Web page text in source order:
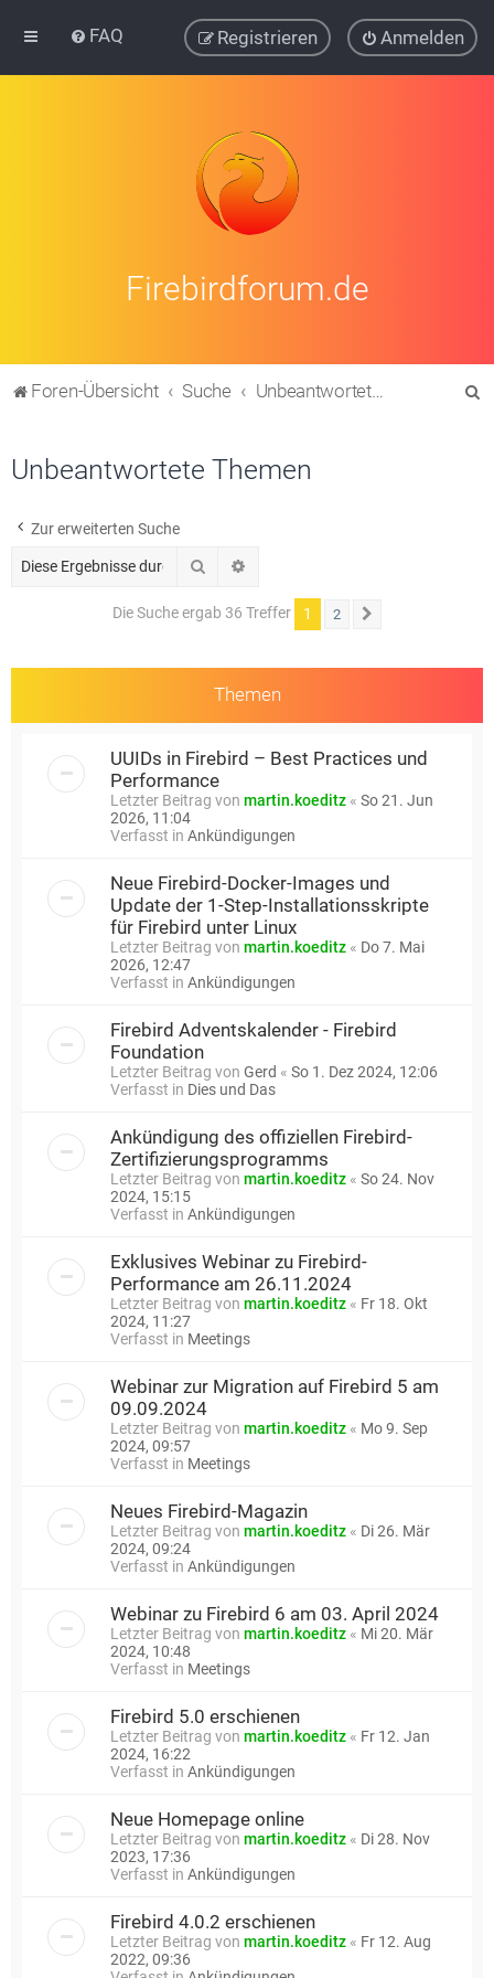
FAQ Anmelden
Registrieren
Firebirdforum.de
Foren-Übersicht Suche Unbeantwortete Themen
Unbeantwortete Themen
Zur erweiterten Suche
Suche
Die Suche ergab 36 Treffer 1 2
Themen
UUIDs in Firebird – Best Practices und
Performance
Letzter Beitrag von martin.koeditz « So 21. Jun
2026, 11:04
Verfasst in Ankündigungen
Neue Firebird-Docker-Images und
Update der 1-Step-Installationsskripte
für Firebird unter Linux
Letzter Beitrag von martin.koeditz « Do 7. Mai
2026, 12:47
Verfasst in Ankündigungen
Firebird Adventskalender - Firebird
Foundation
Letzter Beitrag von Gerd « So 1. Dez 2024, 12:06
Verfasst in Dies und Das
Ankündigung des offiziellen Firebird-
Zertifizierungsprogramms
Letzter Beitrag von martin.koeditz « So 24. Nov
2024, 15:15
Verfasst in Ankündigungen
Exklusives Webinar zu Firebird-
Performance am 26.11.2024
Letzter Beitrag von martin.koeditz « Fr 18. Okt
2024, 11:27
Verfasst in Meetings
Webinar zur Migration auf Firebird 5 am
09.09.2024
Letzter Beitrag von martin.koeditz « Mo 9. Sep
2024, 09:57
Verfasst in Meetings
Neues Firebird-Magazin
Letzter Beitrag von martin.koeditz « Di 26. Mär
2024, 09:24
Verfasst in Ankündigungen
Webinar zu Firebird 6 am 03. April 2024
Letzter Beitrag von martin.koeditz « Mi 20. Mär
2024, 10:48
Verfasst in Meetings
Firebird 5.0 erschienen
Letzter Beitrag von martin.koeditz « Fr 12. Jan
2024, 16:22
Verfasst in Ankündigungen
Neue Homepage online
Letzter Beitrag von martin.koeditz « Di 28. Nov
2023, 17:36
Verfasst in Ankündigungen
Firebird 4.0.2 erschienen
Letzter Beitrag von martin.koeditz « Fr 12. Aug
2022, 09:36